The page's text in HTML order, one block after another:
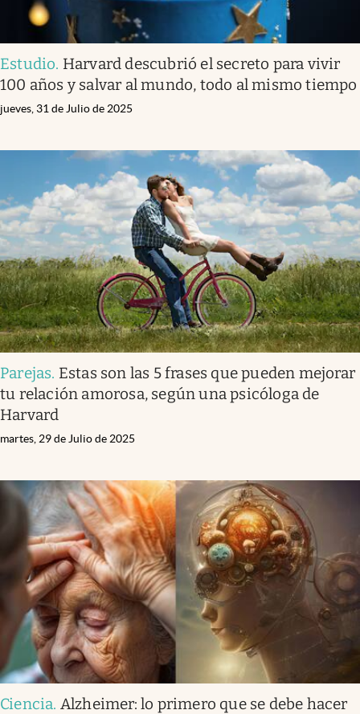
Estudio. Harvard descubrió el secreto para vivir
100 años y salvar al mundo, todo al mismo tiempo
jueves, 31 de Julio de 2025
Parejas. Estas son las 5 frases que pueden mejorar
tu relación amorosa, según una psicóloga de
Harvard
martes, 29 de Julio de 2025
Ciencia. Alzheimer: lo primero que se debe hacer